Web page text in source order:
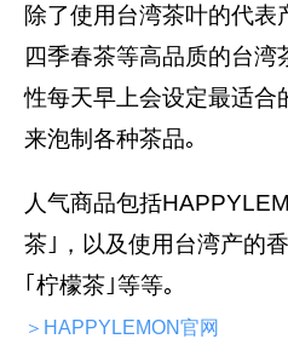
除了使用台湾茶叶的代表
四季春茶等高品质的台湾
性每天早上会设定最适合
来泡制各种茶品｡
人气商品包括
茶｣，以及使用台湾产的
｢柠檬茶｣等等｡
＞HAPPYLEMON官网